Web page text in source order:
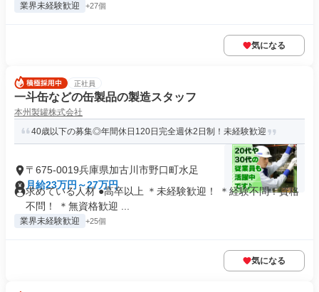
業界未経験歓迎 +27個
気になる
正社員
一斗缶などの缶製品の製造スタッフ
本州製罐株式会社
40歳以下の募集◎年間休日120日完全週休2日制！未経験歓迎
〒675-0019兵庫県加古川市野口町水足
月給23万円～27万円
求めている人材 ●高卒以上 ＊未経験歓迎！ ＊経験不問！資格
不問！ ＊無資格歓迎 ...
業界未経験歓迎 +25個
気になる